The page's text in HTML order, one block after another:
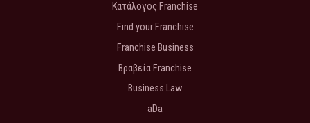
Κατάλογος Franchise
Find your Franchise
Franchise Business
Βραβεία Franchise
Business Law
aDa